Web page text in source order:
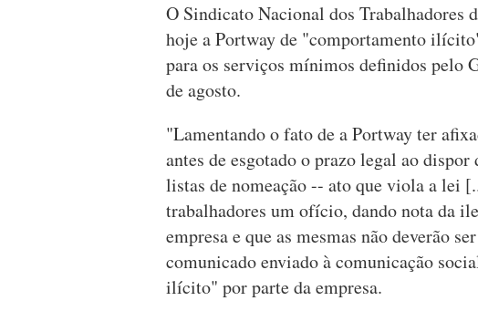
O Sindicato Nacional dos
hoje a Portway de "comportamento
para os serviços mínimos definidos pelo
de agosto.
"Lamentando o fato de a Portway ter
antes de esgotado o prazo legal ao
listas de nomeação -- ato que viola a lei
trabalhadores um ofício, dando nota da
empresa e que as mesmas não deverão
comunicado enviado à comunicação
ilícito" por parte da empresa.